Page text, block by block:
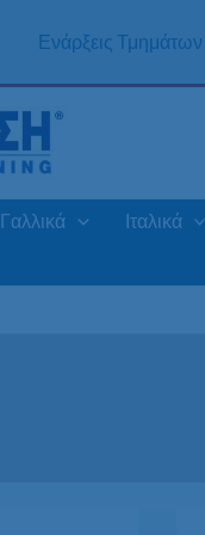
Ενάρξεις Τμημάτων
Γαλλικά Ιταλικά